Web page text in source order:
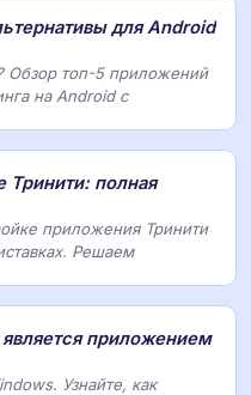
для Android
Обзор топ-5 приложений
на Android с
Тринити: полная
приложения Тринити
Решаем
приложением
Узнайте, как